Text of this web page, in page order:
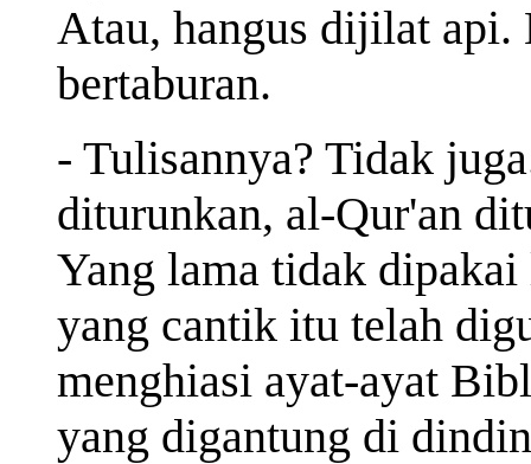
Atau, hangus dijilat
bertaburan.
- Tulisannya? Tidak
diturunkan, al-Qur'an
Yang lama tidak
yang cantik itu telah
menghiasi ayat-ayat
yang digantung di